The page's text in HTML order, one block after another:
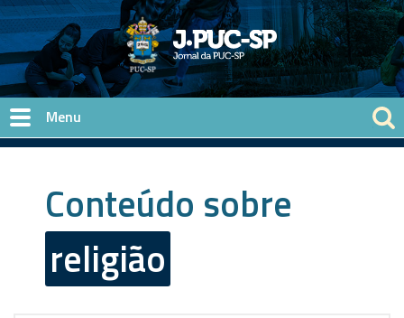
Pular para o conteúdo principal
Conteúdo sobre
religião